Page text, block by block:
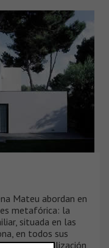
Mateu abordan en
metafórica: la
situada en las
en todos sus
de formalización